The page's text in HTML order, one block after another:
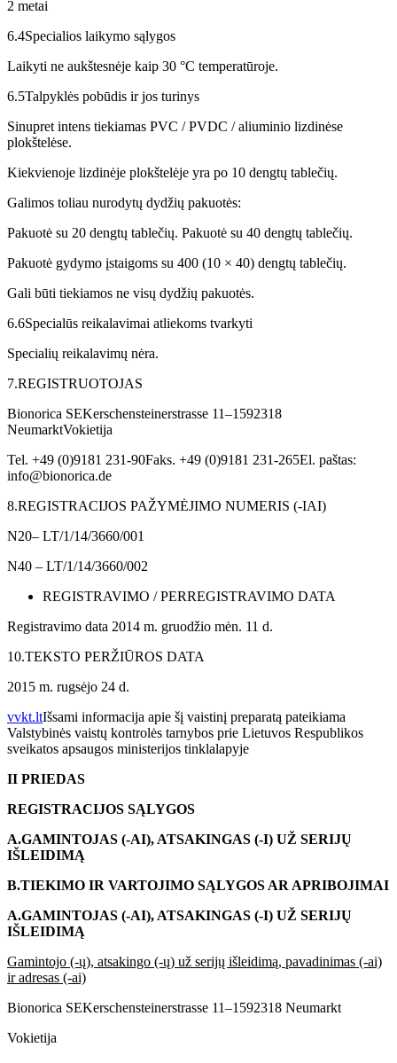
2 metai
6.4Specialios laikymo sąlygos
Laikyti ne aukštesnėje kaip 30 °C temperatūroje.
6.5Talpyklės pobūdis ir jos turinys
Sinupret intens tiekiamas PVC / PVDC / aliuminio lizdinėse
plokštelėse.
Kiekvienoje lizdinėje plokštelėje yra po 10 dengtų tablečių.
Galimos toliau nurodytų dydžių pakuotės:
Pakuotė su 20 dengtų tablečių. Pakuotė su 40 dengtų tablečių.
Pakuotė gydymo įstaigoms su 400 (10 × 40) dengtų tablečių.
Gali būti tiekiamos ne visų dydžių pakuotės.
6.6Specialūs reikalavimai atliekoms tvarkyti
Specialių reikalavimų nėra.
7.REGISTRUOTOJAS
Bionorica SEKerschensteinerstrasse 11–1592318
NeumarktVokietija
Tel. +49 (0)9181 231-90Faks. +49 (0)9181 231-265El. paštas:
info@bionorica.de
8.REGISTRACIJOS PAŽYMĖJIMO NUMERIS (-IAI)
N20– LT/1/14/3660/001
N40 – LT/1/14/3660/002
REGISTRAVIMO / PERREGISTRAVIMO DATA
Registravimo data 2014 m. gruodžio mėn. 11 d.
10.TEKSTO PERŽIŪROS DATA
2015 m. rugsėjo 24 d.
vvkt.ltIšsami informacija apie šį vaistinį preparatą pateikiama
Valstybinės vaistų kontrolės tarnybos prie Lietuvos Respublikos
sveikatos apsaugos ministerijos tinklalapyje
II PRIEDAS
REGISTRACIJOS SĄLYGOS
A.GAMINTOJAS (-AI), ATSAKINGAS (-I) UŽ SERIJŲ
IŠLEIDIMĄ
B.TIEKIMO IR VARTOJIMO SĄLYGOS AR APRIBOJIMAI
A.GAMINTOJAS (-AI), ATSAKINGAS (-I) UŽ SERIJŲ
IŠLEIDIMĄ
Gamintojo (-ų), atsakingo (-ų) už serijų išleidimą, pavadinimas (-ai)
ir adresas (-ai)
Bionorica SEKerschensteinerstrasse 11–1592318 Neumarkt
Vokietija